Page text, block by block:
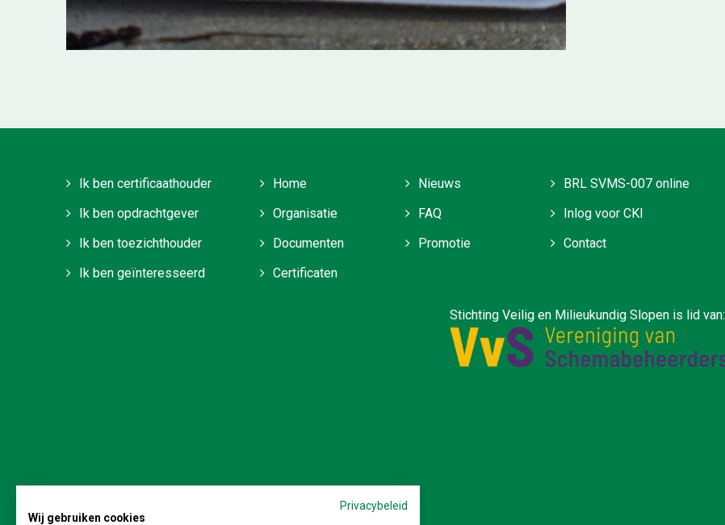
Ik ben certificaathouder
Ik ben opdrachtgever
Ik ben toezichthouder
Ik ben geïnteresseerd
Home
Organisatie
Documenten
Certificaten
Nieuws
FAQ
Promotie
BRL SVMS-007 online
Inlog voor CKI
Contact
Stichting Veilig en Milieukundig Slopen is lid van:
Privacybeleid
Wij gebruiken cookies